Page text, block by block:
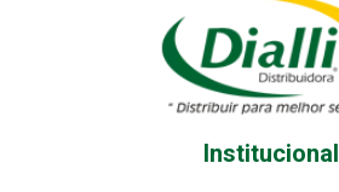
Institucional